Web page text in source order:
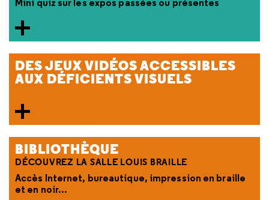
Mini quiz sur les expos passées ou présentes
DES JEUX VIDÉOS ACCESSIBLES
AUX DÉFICIENTS VISUELS
BIBLIOTHÈQUE
DÉCOUVREZ LA SALLE LOUIS BRAILLE
Accès Internet, bureautique, impression en braille
et en noir...